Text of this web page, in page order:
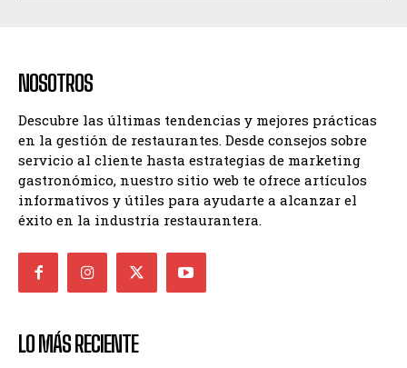
NOSOTROS
Descubre las últimas tendencias y mejores prácticas
en la gestión de restaurantes. Desde consejos sobre
servicio al cliente hasta estrategias de marketing
gastronómico, nuestro sitio web te ofrece artículos
informativos y útiles para ayudarte a alcanzar el
éxito en la industria restaurantera.
LO MÁS RECIENTE